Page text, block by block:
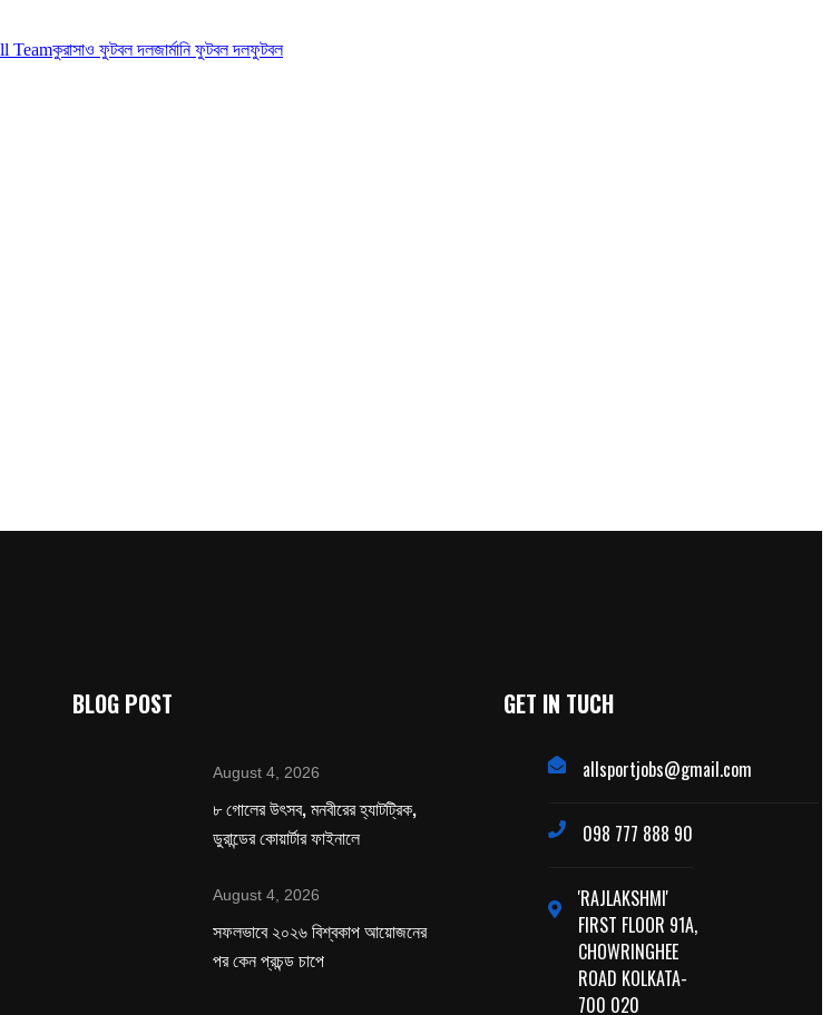
Teamকুরাসাও ফুটবল দলজার্মানি ফুটবল দলফুটবল
BLOG POST
August 4, 2026
৮ গোলের উৎসব, মনবীরের হ্যাটট্রিক,
ডুরান্ডের কোয়ার্টার ফাইনালে
August 4, 2026
সফলভাবে ২০২৬ বিশ্বকাপ আয়োজনের
পর কেন প্রচন্ড চাপে
GET IN TUCH
allsportjobs@gmail.com
098 777 888 90
'RAJLAKSHMI'
FIRST FLOOR 91A,
CHOWRINGHEE
ROAD KOLKATA-
700 020